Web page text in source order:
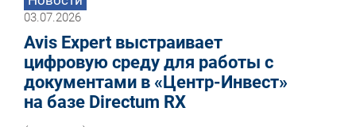
03.07.2026
Avis Expert выстраивает
цифровую среду для работы с
документами в «Центр-Инвест»
на базе Directum RX